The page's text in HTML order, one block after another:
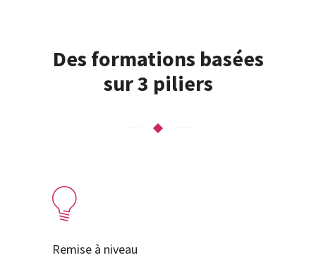
Des formations basées
sur 3 piliers
Remise à niveau